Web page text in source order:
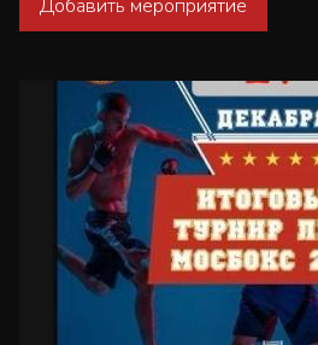
Добавить мероприятие